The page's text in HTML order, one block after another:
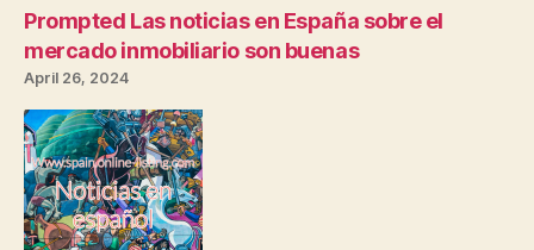
candente
en
móviles
Prompted Las noticias en España sobre el
mercado inmobiliario son buenas
April 26, 2024